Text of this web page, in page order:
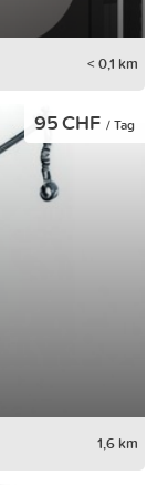
< 0,1 km
95 CHF / Tag
1,6 km